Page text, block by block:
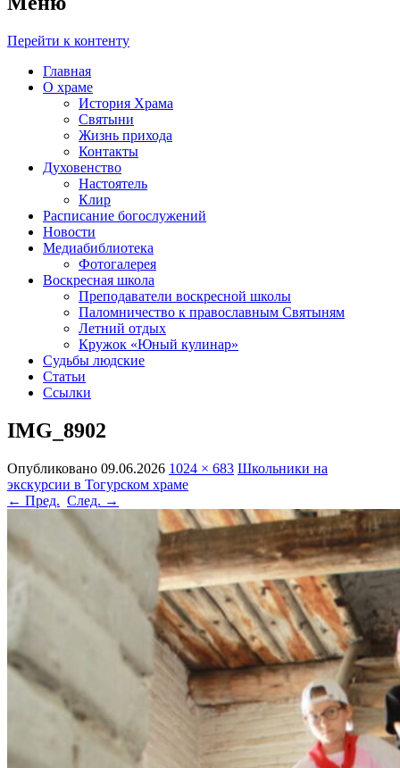
Перейти к контенту
Главная
О храме
История Храма
Святыни
Жизнь прихода
Контакты
Духовенство
Настоятель
Клир
Расписание богослужений
Новости
Медиабиблиотека
Фотогалерея
Воскресная школа
Преподаватели воскресной школы
Паломничество к православным Святыням
Летний отдых
Кружок «Юный кулинар»
Судьбы людские
Статьи
Ссылки
IMG_8902
Опубликовано 09.06.2026 1024 × 683 Школьники на
экскурсии в Тогурском храме
← Пред. След. →